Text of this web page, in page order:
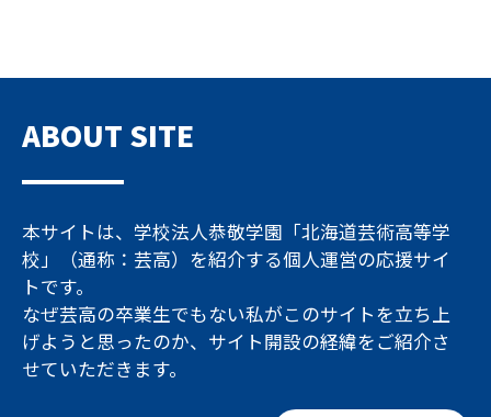
ABOUT SITE
本サイトは、学校法人恭敬学園「北海道芸術高等学
校」（通称：芸高）を紹介する個人運営の応援サイ
トです。
なぜ芸高の卒業生でもない私がこのサイトを立ち上
げようと思ったのか、サイト開設の経緯をご紹介さ
せていただきます。